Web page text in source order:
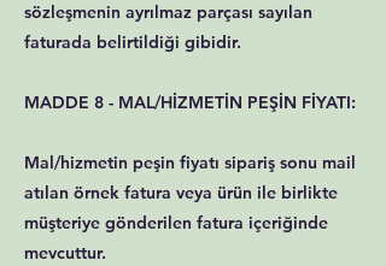
sözleşmenin ayrılmaz parçası sayılan
faturada belirtildiği gibidir.
MADDE 8 - MAL/HİZMETİN PEŞİN FİYATI:
Mal/hizmetin peşin fiyatı sipariş sonu mail
atılan örnek fatura veya ürün ile birlikte
müşteriye gönderilen fatura içeriğinde
mevcuttur.